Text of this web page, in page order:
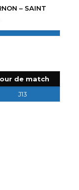
– SAINT
de match
J13